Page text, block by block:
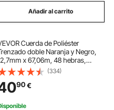
camping
cocina
para camping
Añadir al carrito
Cuerda de Poliéster
doble Naranja y Negro,
x 67,06m, 48 ​​hebras,
35,58 kN de Resistencia a la Rotura
Cuerda de Escalada al Aire Libre
Senderismo en Roca,
Columpio
(334)
90€